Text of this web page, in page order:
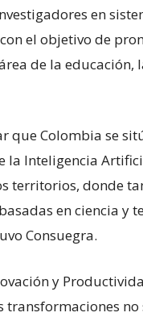
en
el objetivo de
de la educación,
que Colombia se
Inteligencia
territorios, donde
en ciencia y
Consuegra.
y
no